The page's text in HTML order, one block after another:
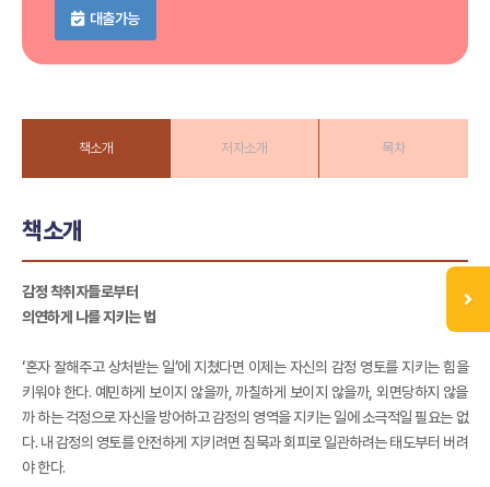
대출가능
책소개 저자소개 목차
책소개
감정 착취자들로부터
의연하게 나를 지키는 법
‘혼자 잘해주고 상처받는 일’에 지쳤다면 이제는 자신의 감정 영토를 지키는 힘을
키워야 한다. 예민하게 보이지 않을까, 까칠하게 보이지 않을까, 외면당하지 않을
까 하는 걱정으로 자신을 방어하고 감정의 영역을 지키는 일에 소극적일 필요는 없
다. 내 감정의 영토를 안전하게 지키려면 침묵과 회피로 일관하려는 태도부터 버려
야 한다.